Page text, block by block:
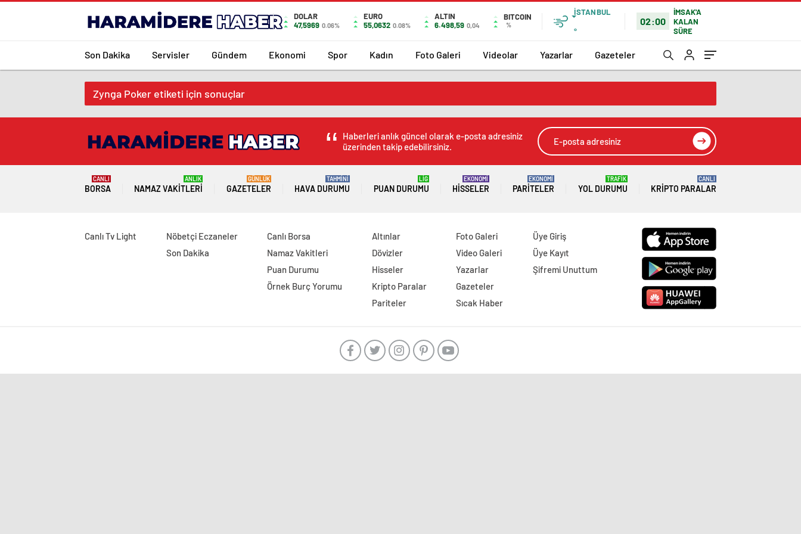
DOLAR
47,5969 0.06%
EURO
55,0632 0.08%
ALTIN
6.498,59 0,04
BITCOIN
%
İSTANBUL
°
02:00
İMSAK'A
KALAN
SÜRE
Son Dakika Servisler Gündem Ekonomi Spor Kadın Foto Galeri Videolar Yazarlar Gazeteler
Zynga Poker etiketi için sonuçlar
Haberleri anlık güncel olarak e-posta adresiniz
üzerinden takip edebilirsiniz.
BORSA
CANLI
NAMAZ VAKITLERI
ANLIK
GAZETELER
GÜNLÜK
HAVA DURUMU
TAHMİNİ
PUAN DURUMU
LİG
HISSELER
EKONOMİ
PARITELER
EKONOMİ
YOL DURUMU
TRAFİK
KRIPTO PARALAR
CANLI
Canlı Tv Light
Nöbetçi Eczaneler
Son Dakika
Canlı Borsa
Namaz Vakitleri
Puan Durumu
Örnek Burç Yorumu
Altınlar
Dövizler
Hisseler
Kripto Paralar
Pariteler
Foto Galeri
Video Galeri
Yazarlar
Gazeteler
Sıcak Haber
Üye Giriş
Üye Kayıt
Şifremi Unuttum